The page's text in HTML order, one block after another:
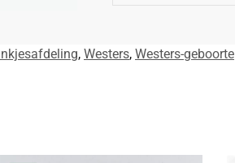
, Westers, Westers-geboorte